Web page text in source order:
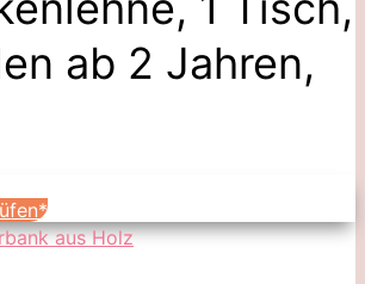
ab 2 Jahren,
aus Holz